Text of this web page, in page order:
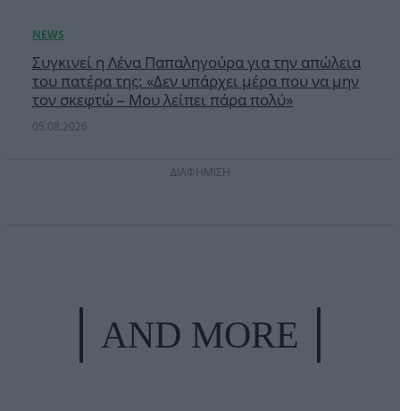
Συγκινεί η Λένα Παπαληγούρα για την απώλεια
του πατέρα της: «Δεν υπάρχει μέρα που να μην
τον σκεφτώ – Μου λείπει πάρα πολύ»
05.08.2026
ΔΙΑΦΗΜΙΣΗ
AND MORE